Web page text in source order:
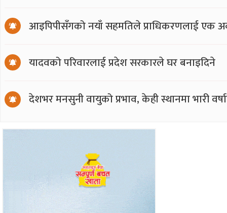
आइपिपीसँगको नयाँ सहमतिले प्राधिकरणलाई एक
यादवको परिवारलाई प्रदेश सरकारले घर बनाइदिने
देशभर मनसुनी वायुको प्रभाव, केही स्थानमा भारी